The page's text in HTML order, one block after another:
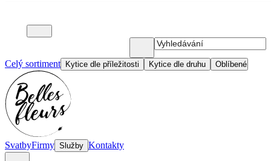
Celý sortiment Kytice dle příležitosti Kytice dle druhu Oblíbené
SvatbyFirmy Služby Kontakty